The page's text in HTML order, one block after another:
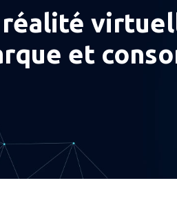
réalité
et